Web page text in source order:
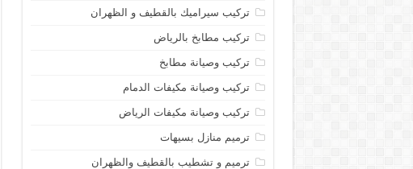
تركيب سيراميك بالقطيف و الظهران
تركيب مطابخ بالرياض
تركيب وصيانة مطابخ
تركيب وصيانة مكيفات الدمام
تركيب وصيانة مكيفات الرياض
ترميم منازل بسيهات
ترميم و تشطيب بالقطيف والظهران